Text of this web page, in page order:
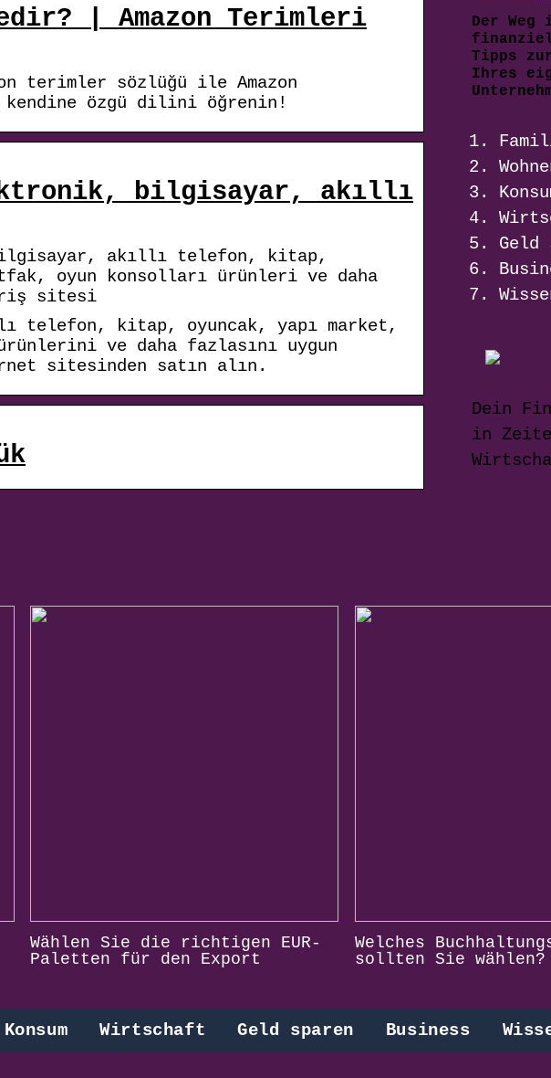
| Amazon Terimleri
terimler sözlüğü ile Amazon
kendine özgü dilini öğrenin!
bilgisayar, akıllı
akıllı telefon, kitap,
oyun konsolları ürünleri ve daha
sitesi
telefon, kitap, oyuncak, yapı market,
ve daha fazlasını uygun
sitesinden satın alın.
Der
Tipps
Ihres
Geld
Dein
in
Wählen Sie die richtigen EUR-
Paletten für den Export
Welches
sollten Sie wählen?
Konsum Wirtschaft Geld sparen Business